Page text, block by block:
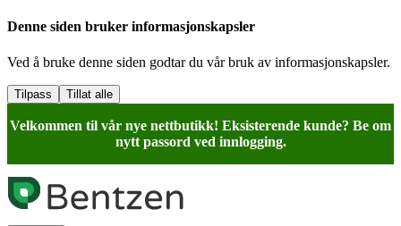
Denne siden bruker informasjonskapsler
Ved å bruke denne siden godtar du vår bruk av informasjonskapsler.
Tilpass Tillat alle
Velkommen til vår nye nettbutikk! Eksisterende kunde? Be om
nytt passord ved innlogging.